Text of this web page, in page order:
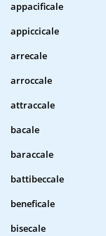
appacificale
appiccicale
arrecale
arroccale
attraccale
bacale
baraccale
battibeccale
beneficale
bisecale